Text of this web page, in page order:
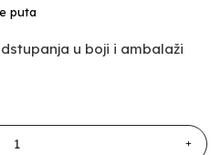
puta
u boji i ambalaži